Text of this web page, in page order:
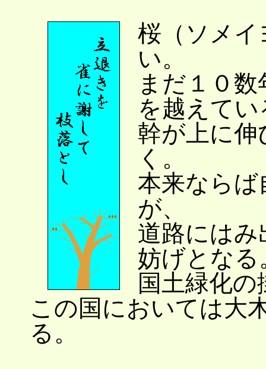
桜（ソメ
い。
まだ１０
を越えてい
幹が上に
く。
本来なら
が、
道路には
妨げとなる
国土緑化
この国においては大
る。